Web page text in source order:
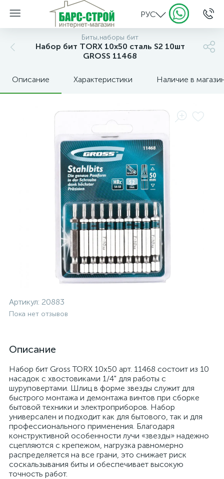
РУС
Биты,наборы бит
Набор бит TORX 10х50 сталь S2 10шт
GROSS 11468
Описание Характеристики Наличие в
Артикул: 20883
Пока нет отзывов
Описание
Набор бит Gross TORX 10х50 арт. 11468 состоит из 10
насадок с хвостовиками 1/4" для работы с
шуруповертами. Шлиц в форме звезды служит для
быстрого монтажа и демонтажа винтов при сборке
бытовой техники и электроприборов. Набор
универсален и подходит как для бытового, так и для
профессионального применения. Благодаря
конструктивной особенности лучи «звезды» надежно
сцепляются с крепежом, нагрузка равномерно
распределяется на все грани, это снижает риск
соскальзывания биты и обеспечивает высокую
точность работ.